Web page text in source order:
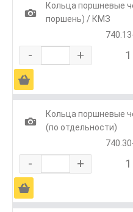
1
Кольца поршневые
поршень) / КМЗ
- +
Ä
1
Кольца поршневые
(по отдельности)
- +
Ä